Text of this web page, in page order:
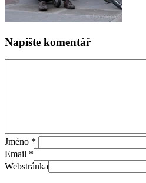
Napište komentář
Jméno *
Email *
Webstránka